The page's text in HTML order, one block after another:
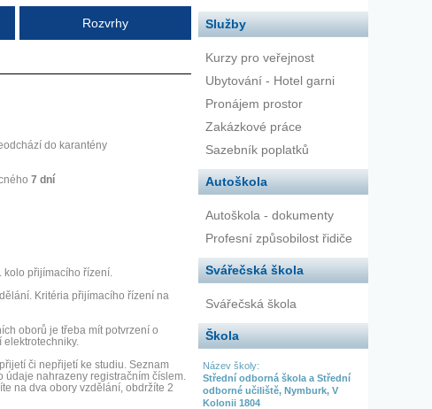
Rozvrhy
do karantény
7 dní
přijímacího řízení.
Kritéria přijímacího řízení na
oborů je třeba mít potvrzení o
či nepřijetí ke studiu. Seznam
nahrazeny registračním číslem.
na dva obory vzdělání, obdržíte 2
Služby
Kurzy pro veřejnost
Ubytování - Hotel garni
Pronájem prostor
Zakázkové práce
Sazebník poplatků
Autoškola
Autoškola - dokumenty
Profesní způsobilost řidiče
Svářečská škola
Svářečská škola
Škola
Název školy:
Střední odborná škola a Střední
odborné učiliště, Nymburk, V
Kolonii 1804